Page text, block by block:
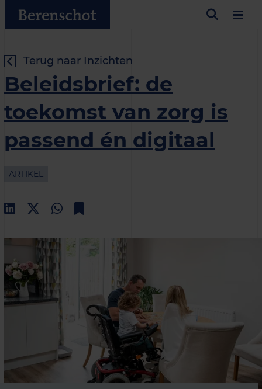
Terug naar Inzichten
Beleidsbrief: de
toekomst van zorg is
passend én digitaal
ARTIKEL